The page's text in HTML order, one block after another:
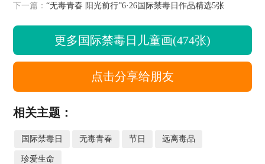
下一篇：“无毒青春 阳光前行”6·26国际禁毒日作品精选5张
更多国际禁毒日儿童画(474张)
点击分享给朋友
相关主题：
国际禁毒日 无毒青春 节日 远离毒品
珍爱生命